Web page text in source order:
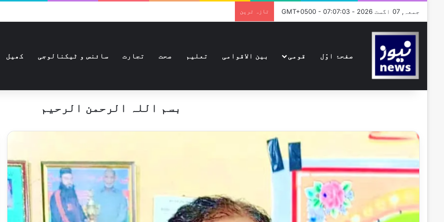
جمعہ, 07 اگست 2026 - GMT+0500 - 07:07:03 تازہ ترین
صفحۂ اوّل قومی بین الاقوامی تعلیم صحت تجارت سائنس و ٹیکنالوجی کھیل
بسم اللہ الرحمن الرحیم